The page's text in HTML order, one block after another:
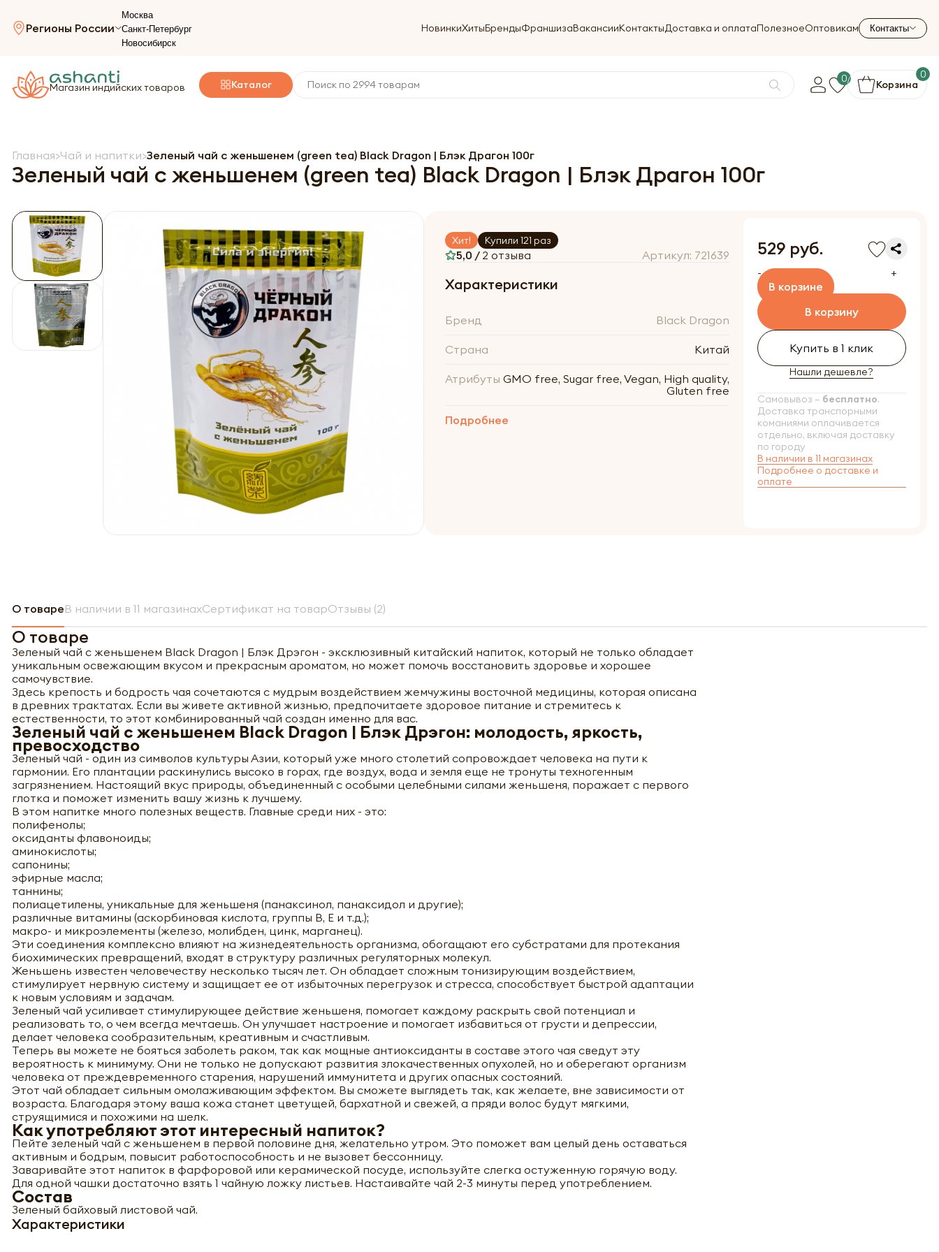
Регионы России
Москва
Санкт-Петербург
Новосибирск
НовинкиХитыБрендыФраншизаВакансииКонтактыДоставка и оплатаПолезноеОптовикам Контакты
Магазин индийских товаров Каталог 0 Корзина
0
Главная Чай и напитки Зеленый чай с женьшенем (green tea) Black Dragon | Блэк Драгон 100г
Зеленый чай с женьшенем (green tea) Black Dragon | Блэк Драгон 100г
Хит! Купили 121 раз
5,0 / 2 отзыва Артикул: 721639
Характеристики
Бренд Black Dragon
Страна Китай
Атрибуты GMO free, Sugar free, Vegan, High quality,
Gluten free
Подробнее
529 руб.
-
+
В корзине
В корзину
Купить в 1 клик
Нашли дешевле?
Самовывоз – бесплатно.
Доставка транспорными
команиями оплачивается
отдельно, включая доставку
по городу
В наличии в 11 магазинах
Подробнее о доставке и
оплате
О товареВ наличии в 11 магазинахСертификат на товарОтзывы (2)
О товаре
Зеленый чай с женьшенем Black Dragon | Блэк Дрэгон - эксклюзивный китайский напиток, который не только обладает
уникальным освежающим вкусом и прекрасным ароматом, но может помочь восстановить здоровье и хорошее
самочувствие.
Здесь крепость и бодрость чая сочетаются с мудрым воздействием жемчужины восточной медицины, которая описана
в древних трактатах. Если вы живете активной жизнью, предпочитаете здоровое питание и стремитесь к
естественности, то этот комбинированный чай создан именно для вас.
Зеленый чай с женьшенем Black Dragon | Блэк Дрэгон: молодость, яркость,
превосходство
Зеленый чай - один из символов культуры Азии, который уже много столетий сопровождает человека на пути к
гармонии. Его плантации раскинулись высоко в горах, где воздух, вода и земля еще не тронуты техногенным
загрязнением. Настоящий вкус природы, объединенный с особыми целебными силами женьшеня, поражает с первого
глотка и поможет изменить вашу жизнь к лучшему.
В этом напитке много полезных веществ. Главные среди них - это:
полифенолы;
оксиданты флавоноиды;
аминокислоты;
сапонины;
эфирные масла;
таннины;
полиацетилены, уникальные для женьшеня (панаксинол, панаксидол и другие);
различные витамины (аскорбиновая кислота, группы В, Е и т.д.);
макро- и микроэлементы (железо, молибден, цинк, марганец).
Эти соединения комплексно влияют на жизнедеятельность организма, обогащают его субстратами для протекания
биохимических превращений, входят в структуру различных регуляторных молекул.
Женьшень известен человечеству несколько тысяч лет. Он обладает сложным тонизирующим воздействием,
стимулирует нервную систему и защищает ее от избыточных перегрузок и стресса, способствует быстрой адаптации
к новым условиям и задачам.
Зеленый чай усиливает стимулирующее действие женьшеня, помогает каждому раскрыть свой потенциал и
реализовать то, о чем всегда мечтаешь. Он улучшает настроение и помогает избавиться от грусти и депрессии,
делает человека сообразительным, креативным и счастливым.
Теперь вы можете не бояться заболеть раком, так как мощные антиоксиданты в составе этого чая сведут эту
вероятность к минимуму. Они не только не допускают развития злокачественных опухолей, но и оберегают организм
человека от преждевременного старения, нарушений иммунитета и других опасных состояний.
Этот чай обладает сильным омолаживающим эффектом. Вы сможете выглядеть так, как желаете, вне зависимости от
возраста. Благодаря этому ваша кожа станет цветущей, бархатной и свежей, а пряди волос будут мягкими,
струящимися и похожими на шелк.
Как употребляют этот интересный напиток?
Пейте зеленый чай с женьшенем в первой половине дня, желательно утром. Это поможет вам целый день оставаться
активным и бодрым, повысит работоспособность и не вызовет бессонницу.
Заваривайте этот напиток в фарфоровой или керамической посуде, используйте слегка остуженную горячую воду.
Для одной чашки достаточно взять 1 чайную ложку листьев. Настаивайте чай 2-3 минуты перед употреблением.
Состав
Зеленый байховый листовой чай.
Характеристики
Зеленый чай с женьшенем (green tea) Black Dragon | Блэк Драгон
100г